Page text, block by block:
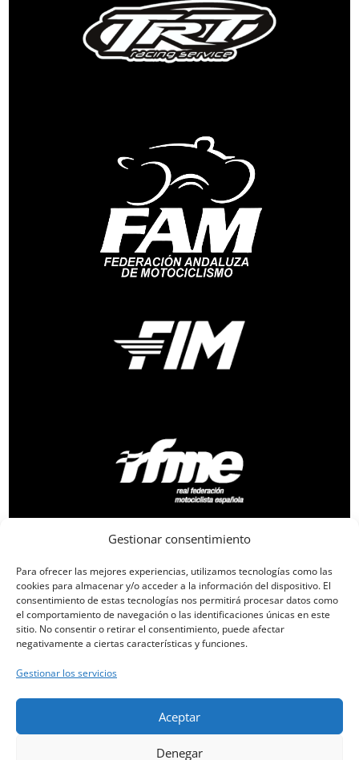
Gestionar consentimiento
Para ofrecer las mejores experiencias, utilizamos tecnologías como las
cookies para almacenar y/o acceder a la información del dispositivo. El
consentimiento de estas tecnologías nos permitirá procesar datos como
el comportamiento de navegación o las identificaciones únicas en este
sitio. No consentir o retirar el consentimiento, puede afectar
negativamente a ciertas características y funciones.
Gestionar los servicios
Aceptar
Denegar